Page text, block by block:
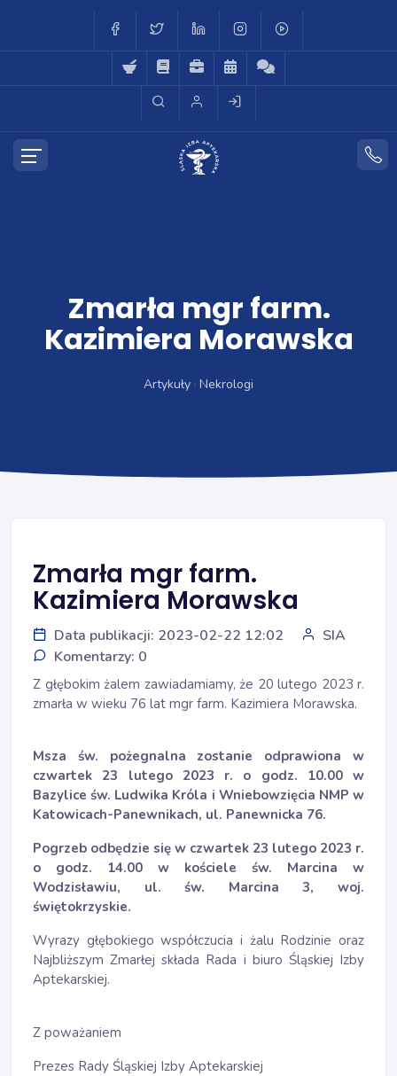
Zmarła mgr farm.
Kazimiera Morawska
Artykuły Nekrologi
Zmarła mgr farm.
Kazimiera Morawska
Data publikacji: 2023-02-22 12:02
SIA
Komentarzy: 0
Z głębokim żalem zawiadamiamy, że 20 lutego 2023 r.
zmarła w wieku 76 lat mgr farm. Kazimiera Morawska.
Msza św. pożegnalna zostanie odprawiona w
czwartek 23 lutego 2023 r. o godz. 10.00 w
Bazylice św. Ludwika Króla i Wniebowzięcia NMP w
Katowicach-Panewnikach, ul. Panewnicka 76.
Pogrzeb odbędzie się w czwartek 23 lutego 2023 r.
o godz. 14.00 w kościele św. Marcina w
Wodzisławiu, ul. św. Marcina 3, woj.
świętokrzyskie.
Wyrazy głębokiego współczucia i żalu Rodzinie oraz
Najbliższym Zmarłej składa Rada i biuro Śląskiej Izby
Aptekarskiej.
Z poważaniem
Prezes Rady Śląskiej Izby Aptekarskiej